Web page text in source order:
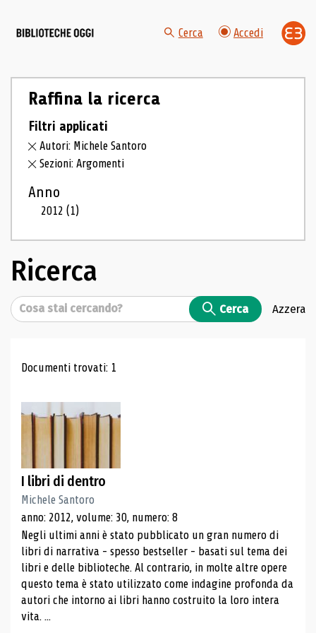
Cerca Accedi
Raffina la ricerca
Filtri applicati
Autori: Michele Santoro
Sezioni: Argomenti
Anno
2012(1)
Ricerca
Cerca Cerca Azzera
Risultati di ricerca
Documenti trovati: 1
I libri di dentro
Michele Santoro
anno: 2012, volume: 30, numero: 8
Negli ultimi anni è stato pubblicato un gran numero di
libri di narrativa - spesso bestseller - basati sul tema dei
libri e delle biblioteche. Al contrario, in molte altre opere
questo tema è stato utilizzato come indagine profonda da
autori che intorno ai libri hanno costruito la loro intera
vita. ...